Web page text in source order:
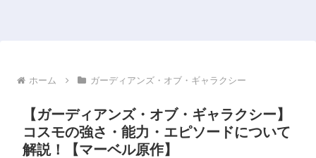
ホーム ガーディアンズ・オブ・ギャラクシー
【ガーディアンズ・オブ・ギャラクシー】
コスモの強さ・能力・エピソードについて
解説！【マーベル原作】